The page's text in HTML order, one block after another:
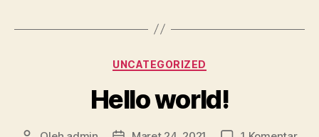
Kategori
UNCATEGORIZED
Hello world!